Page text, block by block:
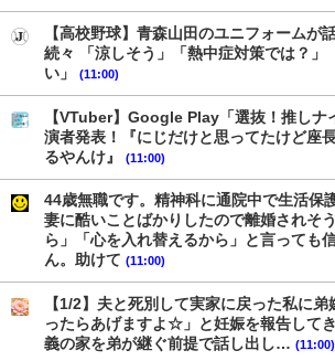
【高校野球】青森山田のユニフォームが
続々 「涼しそう」「熱中症対策では？」
い」
(11:00)
【VTuber】Google Play「選抜！推しナ
演者発表！『にじだけと思ってたけど座
るやんけ』
(11:00)
44歳無職です。精神科に通院中で生活保
妻に酷いことばかりしたので離婚されそ
ら」「心を入れ替えるから」と言っても
ん。助けて (11:00)
【1/2】夫と死別して実家に戻った私に
ったらあげますよ☆」と妊娠を報告して
義の家を弟が継ぐ前提で話し出し… (11:00)